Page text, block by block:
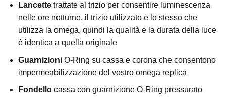
Lancettetrattate al trizio per consentire luminescenza
nelle ore notturne, il trizio utilizzato è lo stesso che
utilizza la omega, quindi la qualità e la durata della luce
è identica a quella originale
GuarnizioniO-Ring su cassa e corona che consentono
impermeabilizzazione del vostro omega replica
Fondellocassa con guarnizione O-Ring pressurato